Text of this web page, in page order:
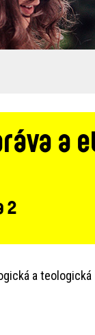
a
2
a teologická